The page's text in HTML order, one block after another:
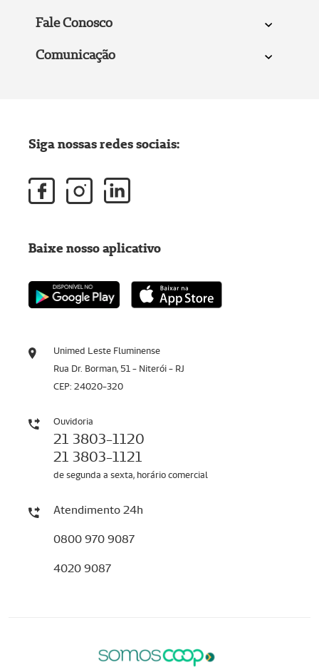
Fale Conosco
Comunicação
Unimed Leste Fluminense
Rua Dr. Borman, 51 - Niterói - RJ
CEP: 24020-320
Ouvidoria
21 3803-1120
21 3803-1121
de segunda a sexta, horário comercial
Atendimento 24h
0800 970 9087
4020 9087
Siga nossas redes sociais:
Baixe nosso aplicativo